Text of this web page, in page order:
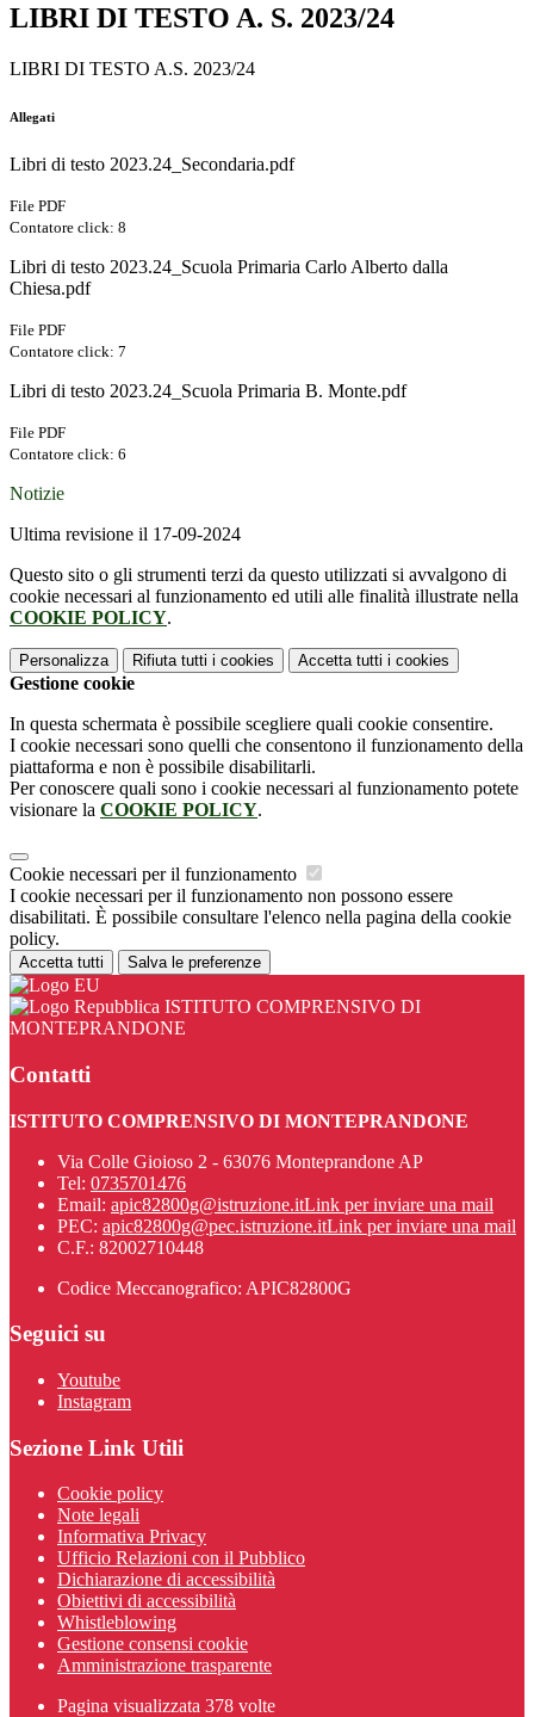
LIBRI DI TESTO A. S. 2023/24
LIBRI DI TESTO A.S. 2023/24
Allegati
Libri di testo 2023.24_Secondaria.pdf
File PDF
Contatore click: 8
Libri di testo 2023.24_Scuola Primaria Carlo Alberto dalla
Chiesa.pdf
File PDF
Contatore click: 7
Libri di testo 2023.24_Scuola Primaria B. Monte.pdf
File PDF
Contatore click: 6
Notizie
Ultima revisione il 17-09-2024
Questo sito o gli strumenti terzi da questo utilizzati si avvalgono di
cookie necessari al funzionamento ed utili alle finalità illustrate nella
COOKIE POLICY.
Personalizza Rifiuta tutti i cookies Accetta tutti i cookies
Gestione cookie
In questa schermata è possibile scegliere quali cookie consentire.
I cookie necessari sono quelli che consentono il funzionamento della
piattaforma e non è possibile disabilitarli.
Per conoscere quali sono i cookie necessari al funzionamento potete
visionare la COOKIE POLICY.
Cookie necessari per il funzionamento
I cookie necessari per il funzionamento non possono essere
disabilitati. È possibile consultare l'elenco nella pagina della cookie
policy.
Accetta tutti Salva le preferenze
ISTITUTO COMPRENSIVO DI
MONTEPRANDONE
Contatti
ISTITUTO COMPRENSIVO DI MONTEPRANDONE
Via Colle Gioioso 2 - 63076 Monteprandone AP
Tel: 0735701476
Email: apic82800g@istruzione.itLink per inviare una mail
PEC: apic82800g@pec.istruzione.itLink per inviare una mail
C.F.: 82002710448
Codice Meccanografico: APIC82800G
Seguici su
Youtube
Instagram
Sezione Link Utili
Cookie policy
Note legali
Informativa Privacy
Ufficio Relazioni con il Pubblico
Dichiarazione di accessibilità
Obiettivi di accessibilità
Whistleblowing
Gestione consensi cookie
Amministrazione trasparente
Pagina visualizzata 378 volte